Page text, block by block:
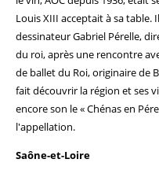
Louis XIII acceptait à sa
dessinateur Gabriel Pérelle,
du roi, après une rencontre
de ballet du Roi, originaire de
fait découvrir la région et ses
encore son le « Chénas en
l'appellation.
Saône-et-Loire